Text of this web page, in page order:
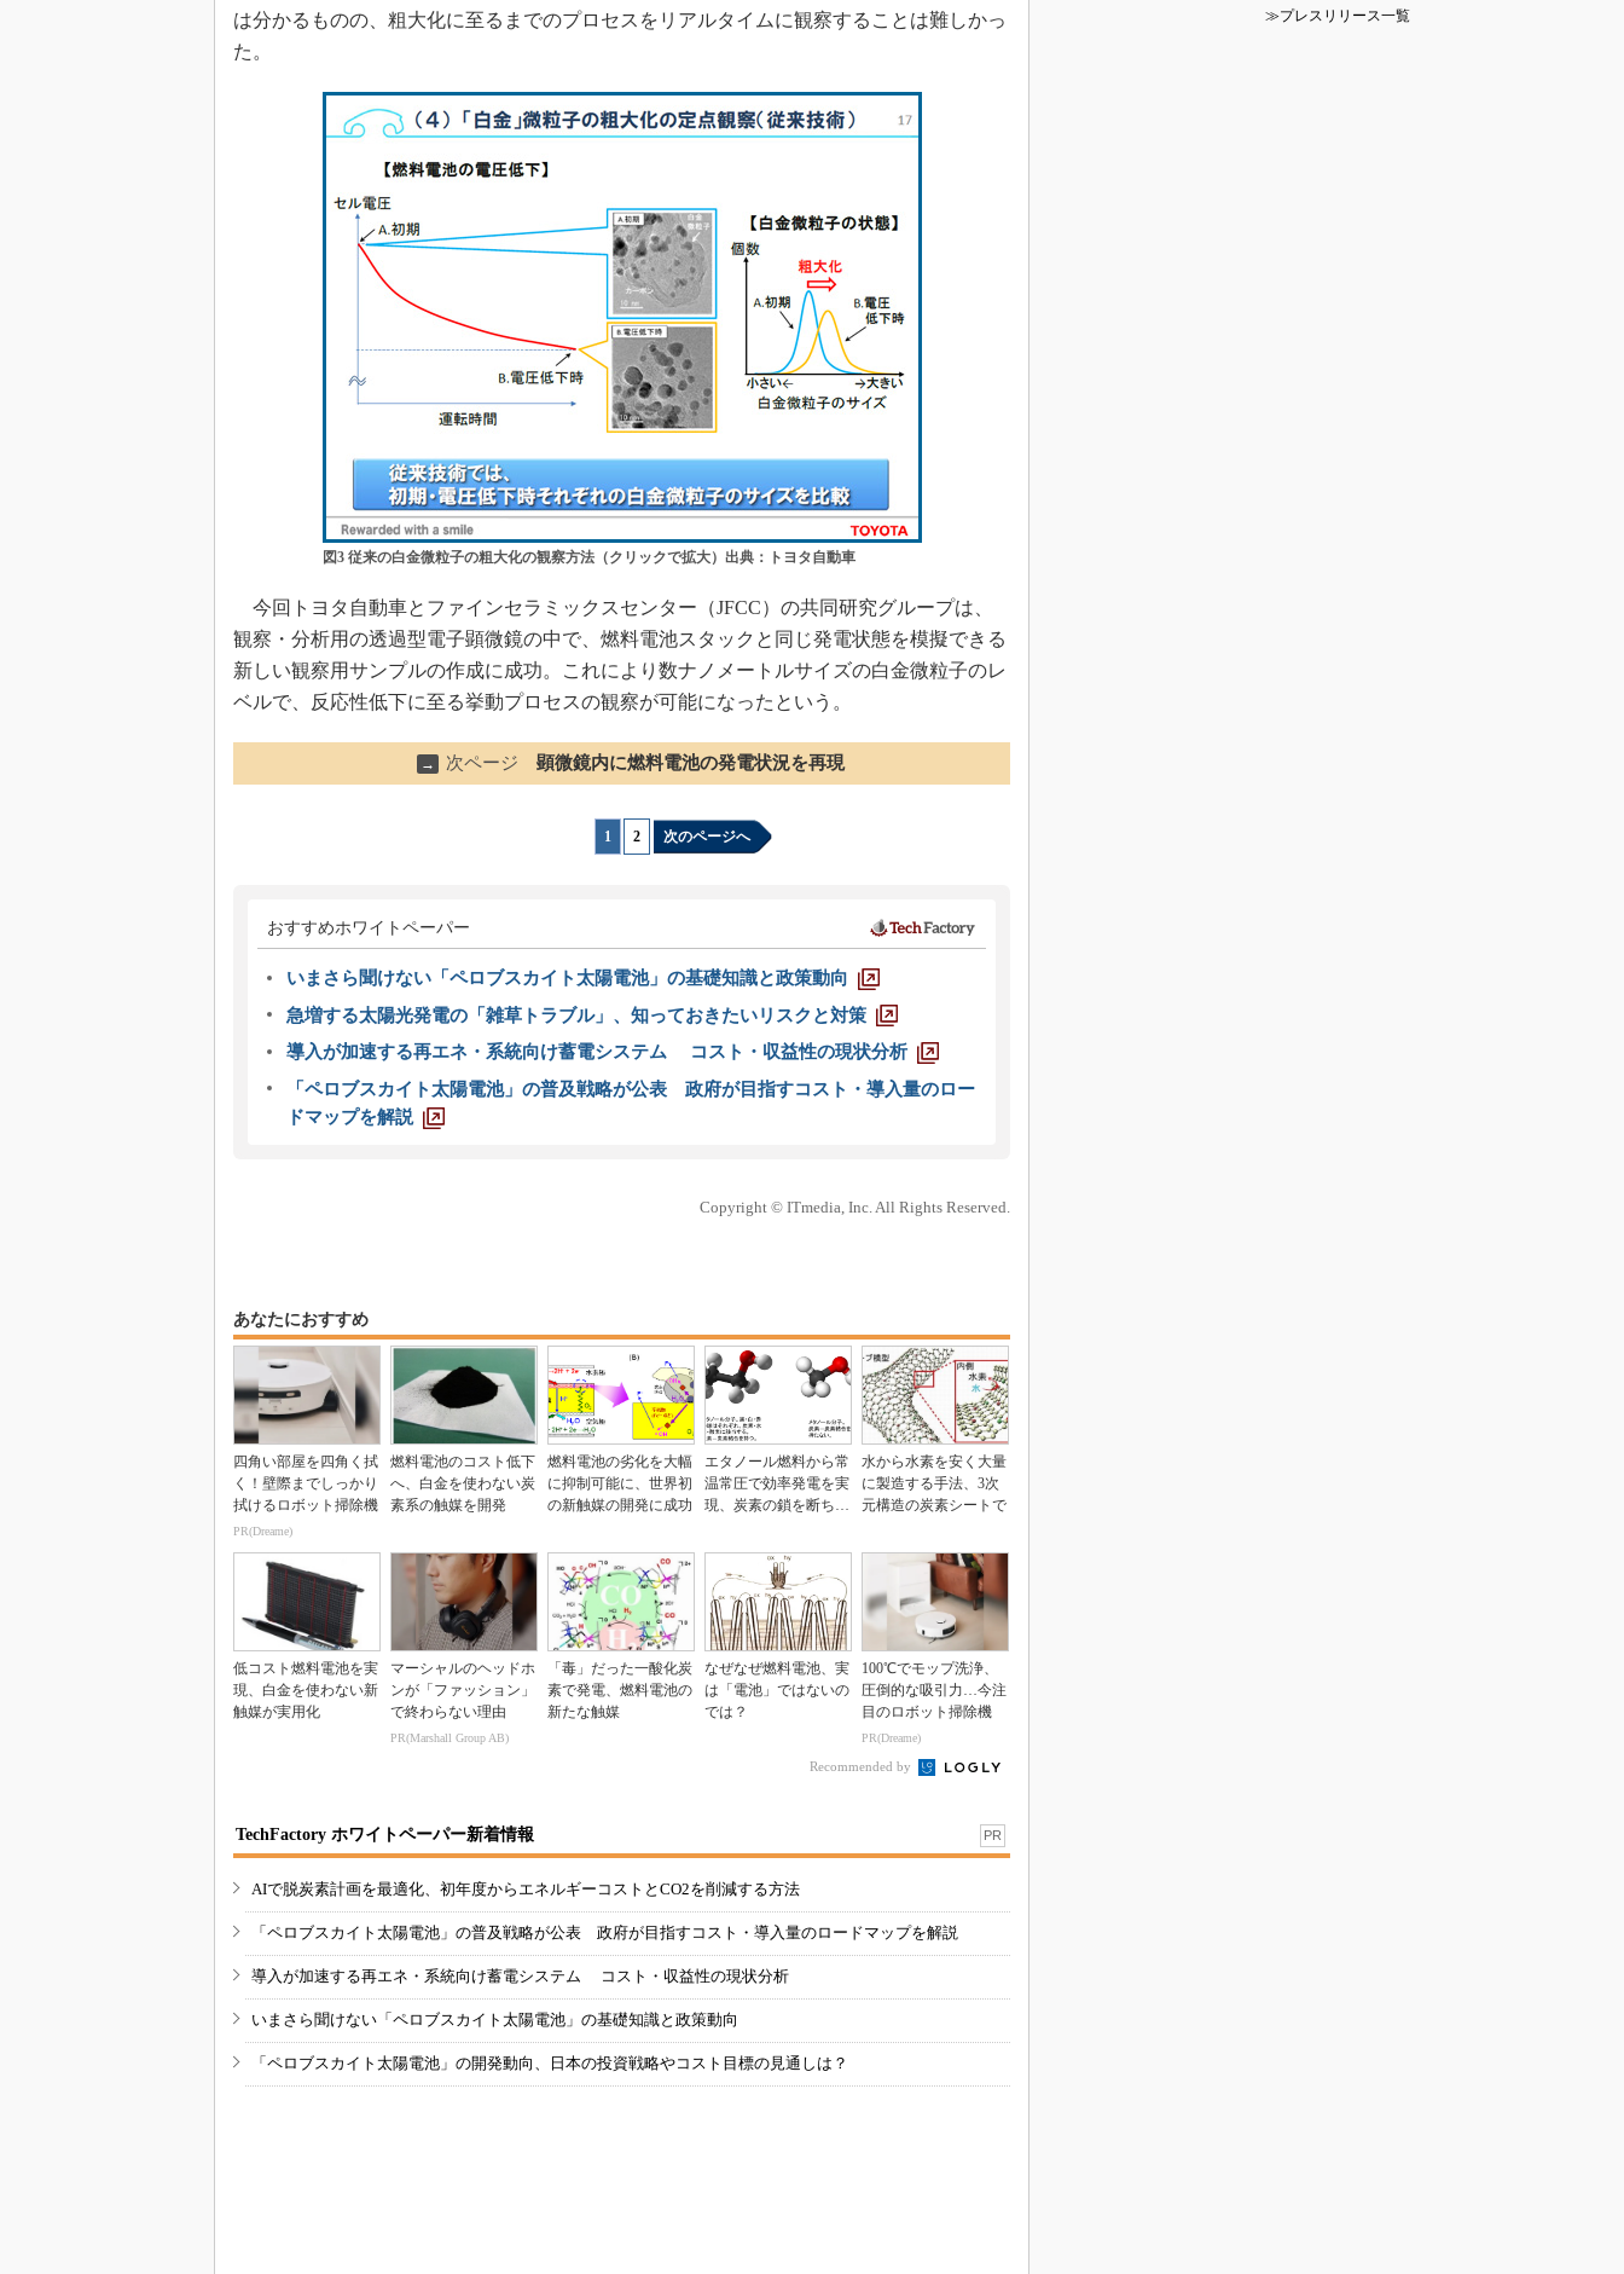
は分かるものの、粗大化に至るまでのプロセスをリアルタイムに観察することは難しかっ
た。
図3 従来の白金微粒子の粗大化の観察方法（クリックで拡大）出典：トヨタ自動車
今回トヨタ自動車とファインセラミックスセンター（JFCC）の共同研究グループは、
観察・分析用の透過型電子顕微鏡の中で、燃料電池スタックと同じ発電状態を模擬できる
新しい観察用サンプルの作成に成功。これにより数ナノメートルサイズの白金微粒子のレ
ベルで、反応性低下に至る挙動プロセスの観察が可能になったという。
→ 次ページ 顕微鏡内に燃料電池の発電状況を再現
1 2 次のページへ
おすすめホワイトペーパー
いまさら聞けない「ペロブスカイト太陽電池」の基礎知識と政策動向
急増する太陽光発電の「雑草トラブル」、知っておきたいリスクと対策
導入が加速する再エネ・系統向け蓄電システム コスト・収益性の現状分析
「ペロブスカイト太陽電池」の普及戦略が公表 政府が目指すコスト・導入量のロー
ドマップを解説
Copyright © ITmedia, Inc. All Rights Reserved.
あなたにおすすめ
四角い部屋を四角く拭
く！壁際までしっかり
拭けるロボット掃除機
PR(Dreame)
燃料電池のコスト低下
へ、白金を使わない炭
素系の触媒を開発
燃料電池の劣化を大幅
に抑制可能に、世界初
の新触媒の開発に成功
エタノール燃料から常
温常圧で効率発電を実
現、炭素の鎖を断ち切
水から水素を安く大量
に製造する手法、3次
元構造の炭素シートで
低コスト燃料電池を実
現、白金を使わない新
触媒が実用化
マーシャルのヘッドホ
ンが「ファッション」
で終わらない理由
PR(Marshall Group AB)
「毒」だった一酸化炭
素で発電、燃料電池の
新たな触媒
なぜなぜ燃料電池、実
は「電池」ではないの
では？
100℃でモップ洗浄、
圧倒的な吸引力…今注
目のロボット掃除機
PR(Dreame)
Recommended by
TechFactory ホワイトペーパー新着情報 PR
AIで脱炭素計画を最適化、初年度からエネルギーコストとCO2を削減する方法
「ペロブスカイト太陽電池」の普及戦略が公表 政府が目指すコスト・導入量のロードマップを解説
導入が加速する再エネ・系統向け蓄電システム コスト・収益性の現状分析
いまさら聞けない「ペロブスカイト太陽電池」の基礎知識と政策動向
「ペロブスカイト太陽電池」の開発動向、日本の投資戦略やコスト目標の見通しは？
≫プレスリリース一覧